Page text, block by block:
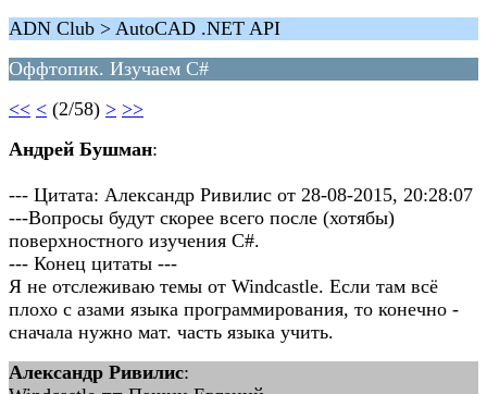
ADN Club > AutoCAD .NET API
Оффтопик. Изучаем C#
<< < (2/58) > >>
Андрей Бушман:
--- Цитата: Александр Ривилис от 28-08-2015, 20:28:07
---Вопросы будут скорее всего после (хотябы)
поверхностного изучения C#.
--- Конец цитаты ---
Я не отслеживаю темы от Windcastle. Если там всё
плохо с азами языка программирования, то конечно -
сначала нужно мат. часть языка учить.
Александр Ривилис: